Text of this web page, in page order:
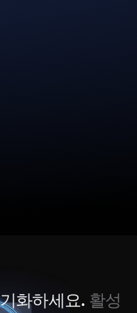
화하세요. 활성